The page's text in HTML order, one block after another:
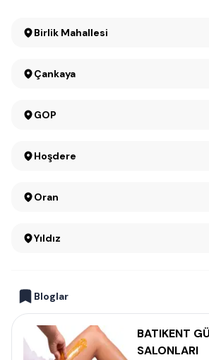
Birlik Mahallesi
Çankaya
GOP
Hoşdere
Oran
Yıldız
Bloglar
BATIKENT
SALONLARI